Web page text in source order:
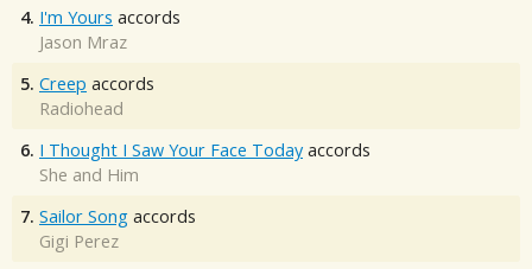
4. I'm Yours accords
Jason Mraz
5. Creep accords
Radiohead
6. I Thought I Saw Your Face Today accords
She and Him
7. Sailor Song accords
Gigi Perez